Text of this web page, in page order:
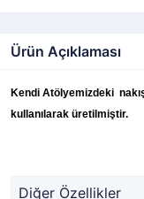
Ürün Açıklaması
Kendi Atölyemizdeki
kullanılarak üretilmiştir.
Diğer Özellikler